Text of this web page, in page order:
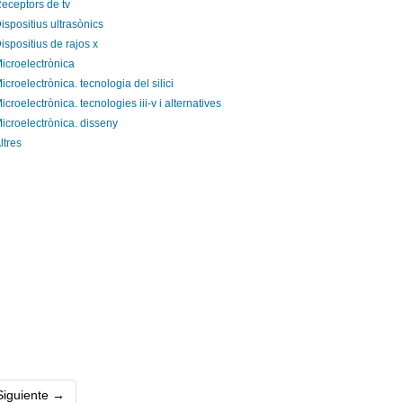
de tv
ultrasònics
de rajos x
tecnologia del silici
tecnologies iii-v i alternatives
disseny
→